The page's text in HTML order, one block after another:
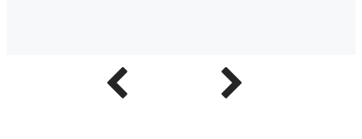
Poprzednie
zdjęcie
Następne
zdjęcie